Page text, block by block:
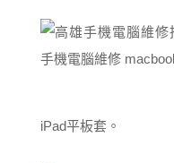
iPad平板套。